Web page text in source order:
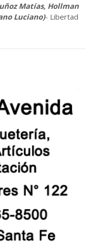
Matías, Hollman
Luciano)- Libertad